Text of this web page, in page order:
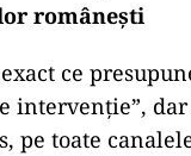
românești
ce
intervenție”, dar
pe toate